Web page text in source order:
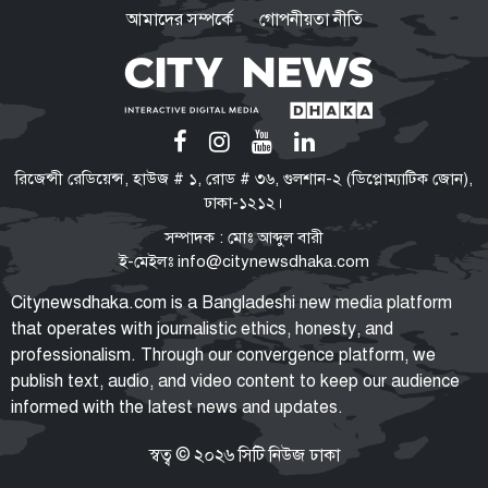
ফোনবুকের সূত্র ধরে আসাদের
গোয়েন্দাপ্রধানের সন্ধান মিলল
মস্কোতে
গণঅভ্যুত্থান কোনো আকস্মিক ঘটনা
নয়, ১৭ বছরের আন্দোলনের ফসল:
জুলাইয়ের শহীদ ও আহত ১০
পরিবারের সদস্যদের নিয়োগপত্র দিলেন
প্রধানমন্ত্রী
জামায়াত আমির
ক্ষমতায় গিয়ে বিএনপির মানসিকতা
আমাদের সম্পর্কে
গোপনীয়তা নীতি
রিজেন্সী রেডিয়েন্স, হাউজ # ১, রোড # ৩৬, গুলশান-২ (ডিপ্লোম্যাটিক জোন),
ঢাকা-১২১২।
সম্পাদক : মোঃ আব্দুল বারী
ই-মেইলঃ info@citynewsdhaka.com
Citynewsdhaka.com is a Bangladeshi new media platform
that operates with journalistic ethics, honesty, and
professionalism. Through our convergence platform, we
publish text, audio, and video content to keep our audience
informed with the latest news and updates.
স্বত্ব © ২০২৬ সিটি নিউজ ঢাকা